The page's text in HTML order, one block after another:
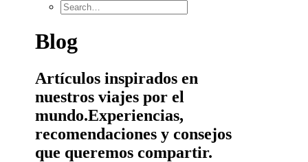
Blog
Artículos inspirados en
nuestros viajes por el
mundo.Experiencias,
recomendaciones y consejos
que queremos compartir.